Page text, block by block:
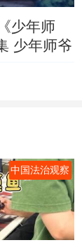
少年师
少年师爷
中国法治观察